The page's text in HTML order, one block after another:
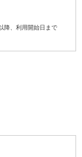
降、利用開始日まで